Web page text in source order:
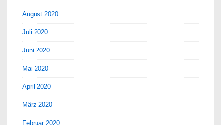
August 2020
Juli 2020
Juni 2020
Mai 2020
April 2020
März 2020
Februar 2020